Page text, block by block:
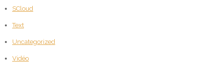
SCloud
Text
Uncategorized
Vidéo